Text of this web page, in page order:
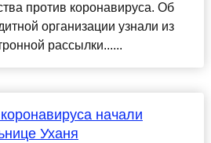
против коронавируса. Об
организации узнали из
рассылки......
начали
Уханя